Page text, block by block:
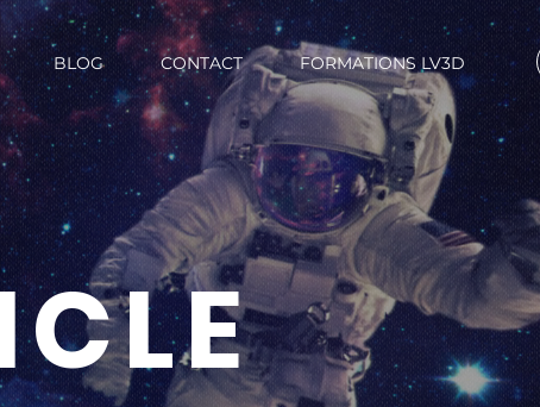
BLOG CONTACT FORMATIONS LV3D